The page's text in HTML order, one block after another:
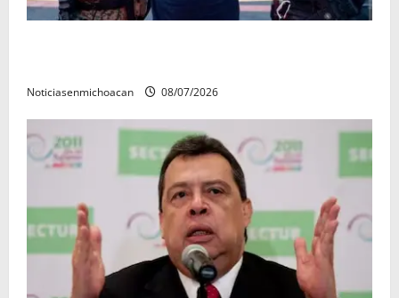
Noticiasenmichoacan 08/07/2026